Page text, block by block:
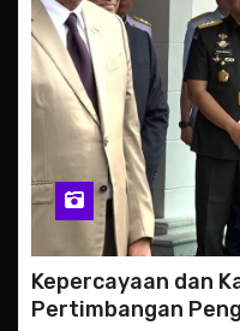
Kepercayaan dan
Pertimbangan